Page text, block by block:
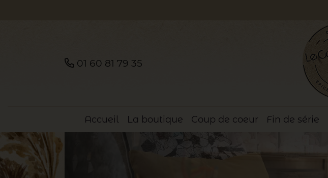
01 60 81 79 35
Accueil La boutique Coup de coeur Fin de série